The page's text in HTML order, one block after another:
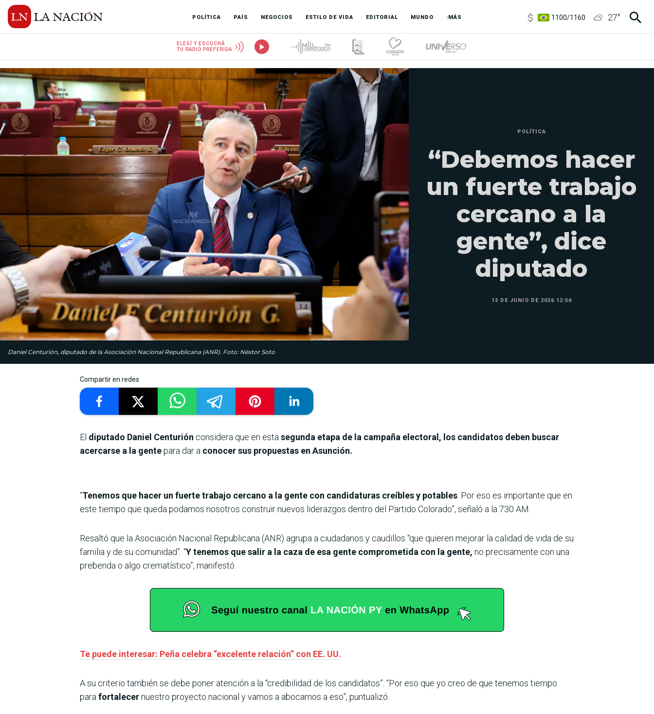
POLÍTICA PAÍS NEGOCIOS ESTILO DE VIDA EDITORIAL MUNDO :MÁS
3,8/4
27°
ELEGÍ Y ESCUCHÁ
TU RADIO PREFERIDA
Daniel Centurión, diputado de la Asociación Nacional Republicana (ANR). Foto: Néstor Soto
POLÍTICA
“Debemos hacer
un fuerte trabajo
cercano a la
gente”, dice
diputado
13 DE JUNIO DE 2026 12:56
Compartir en redes
El diputado Daniel Centurión considera que en esta segunda etapa de la campaña electoral, los candidatos deben buscar
acercarse a la gentepara dar a conocer sus propuestas en Asunción.
“Tenemos que hacer un fuerte trabajo cercano a la gente con candidaturas creíbles y potables . Por eso es importante que en
este tiempo que queda podamos nosotros construir nuevos liderazgos dentro del Partido Colorado”, señaló a la 730 AM.
Resaltó que la Asociación Nacional Republicana (ANR) agrupa a ciudadanos y caudillos “que quieren mejorar la calidad de vida de su
familia y de su comunidad”. “Y tenemos que salir a la caza de esa gente comprometida con la gente, no precisamente con una
prebenda o algo crematístico”, manifestó.
Te puede interesar: Peña celebra “excelente relación” con EE. UU.
A su criterio también se debe poner atención a la “credibilidad de los candidatos”. “Por eso que yo creo de que tenemos tiempo
para fortalecernuestro proyecto nacional y vamos a abocarnos a eso”, puntualizó.